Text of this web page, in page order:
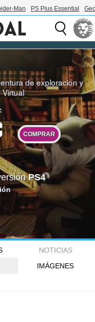
Man PS Plus Essential
de exploración y
COMPRAR
PS4
NOTICIAS
IMÁGENES